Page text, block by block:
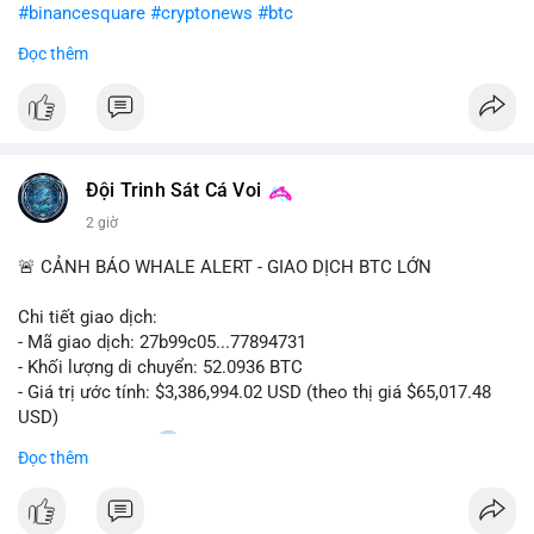
#binancesquare #cryptonews #btc
$btc
#vlikevn #titanbot
Đọc thêm
Đội Trinh Sát Cá Voi
2 giờ
🚨 CẢNH BÁO WHALE ALERT - GIAO DỊCH BTC LỚN
Chi tiết giao dịch:
- Mã giao dịch: 27b99c05...77894731
- Khối lượng di chuyển: 52.0936 BTC
- Giá trị ước tính: $3,386,994.02 USD (theo thị giá $65,017.48
USD)
- Thời gian: 10:20
Nhận định phân tích hành vi của Cá voi dựa trên giao dịch này:
Khối lượng 52.09 BTC tương đương 3.38 triệu USD được
Đọc thêm